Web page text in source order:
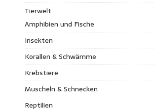
Tierwelt
Amphibien und Fische
Insekten
Korallen & Schwämme
Krebstiere
Muscheln & Schnecken
Reptilien